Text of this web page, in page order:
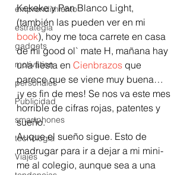
emprendimiento
estrategia
gadgets
motivation
personales
Publicidad
smartphones
tecnología
Viajes
Kekeke y Pan Blanco Light,
(también las pueden ver en mi
book), hoy me toca carrete en casa
de mi good ol` mate H, mañana hay
una fiesta en Cienbrazos que
parece que se viene muy buena…
¡y es fin de mes! Se nos va este mes
horrible de cifras rojas, patentes y
sueño.
Auque el sueño sigue. Esto de
madrugar para ir a dejar a mi mini-
me al colegio, aunque sea a una